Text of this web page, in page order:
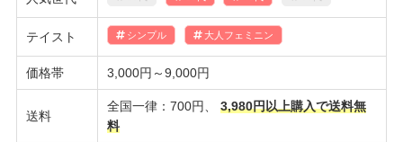
テイスト シンプル 大人フェミニン
価格帯 3,000円～9,000円
送料
全国一律：700円、3,980円以上購入で送料無
料